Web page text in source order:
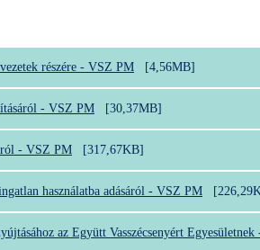
részére - VSZ PM [4,56MB]
- VSZ PM [30,37MB]
- VSZ PM [317,67KB]
használatba adásáról - VSZ PM
az Együtt Vasszécsenyért